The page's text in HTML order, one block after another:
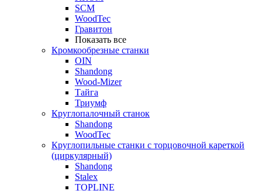
SCM
WoodTec
Гравитон
Показать все
Кромкообрезные станки
OIN
Shandong
Wood-Mizer
Тайга
Триумф
Круглопалочный станок
Shandong
WoodTec
Круглопильные станки с торцовочной кареткой
(циркулярный)
Shandong
Stalex
TOPLINE